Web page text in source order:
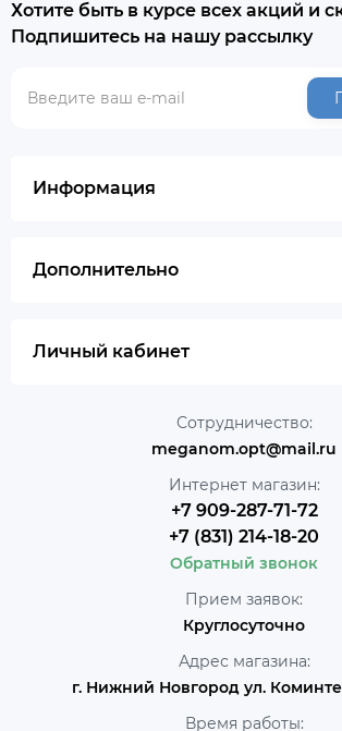
Хотите быть в курсе всех акций и
Подпишитесь на нашу рассылку
Информация
Дополнительно
Личный кабинет
Сотрудничество:
meganom.opt@mail.ru
Интернет магазин:
+7 909-287-71-72
+7 (831) 214-18-20
Обратный звонок
Прием заявок:
Круглосуточно
Адрес магазина:
г. Нижний Новгород ул.
Время работы: